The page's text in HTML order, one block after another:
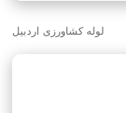
لوله کشاورزی اردبیل